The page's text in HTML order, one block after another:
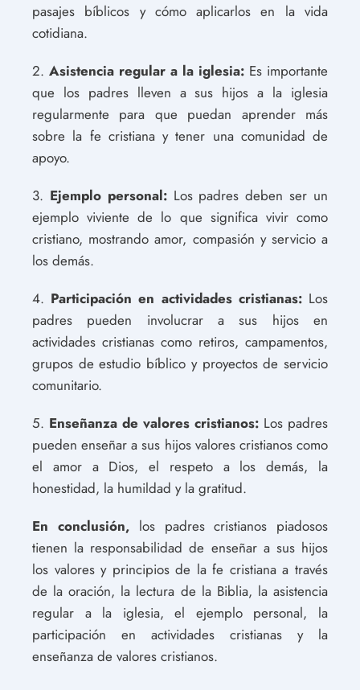
pasajes bíblicos y cómo aplicarlos en la vida
cotidiana.
2. Asistencia regular a la iglesia: Es importante
que los padres lleven a sus hijos a la iglesia
regularmente para que puedan aprender más
sobre la fe cristiana y tener una comunidad de
apoyo.
3. Ejemplo personal:Los padres deben ser un
ejemplo viviente de lo que significa vivir como
cristiano, mostrando amor, compasión y servicio a
los demás.
4. Participación en actividades cristianas:Los
padres pueden involucrar a sus hijos en
actividades cristianas como retiros, campamentos,
grupos de estudio bíblico y proyectos de servicio
comunitario.
5. Enseñanza de valores cristianos: Los padres
pueden enseñar a sus hijos valores cristianos como
el amor a Dios, el respeto a los demás, la
honestidad, la humildad y la gratitud.
En conclusión, los padres cristianos piadosos
tienen la responsabilidad de enseñar a sus hijos
los valores y principios de la fe cristiana a través
de la oración, la lectura de la Biblia, la asistencia
regular a la iglesia, el ejemplo personal, la
participación en actividades cristianas y la
enseñanza de valores cristianos.